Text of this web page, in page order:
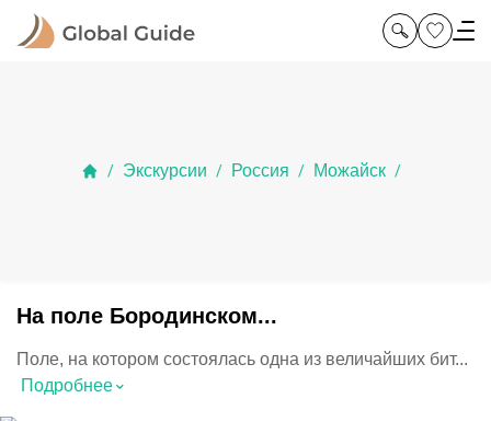
/ Экскурсии / Россия / Можайск /
На поле Бородинском...
Поле, на котором состоялась одна из величайших бит...
Подробнее⌃